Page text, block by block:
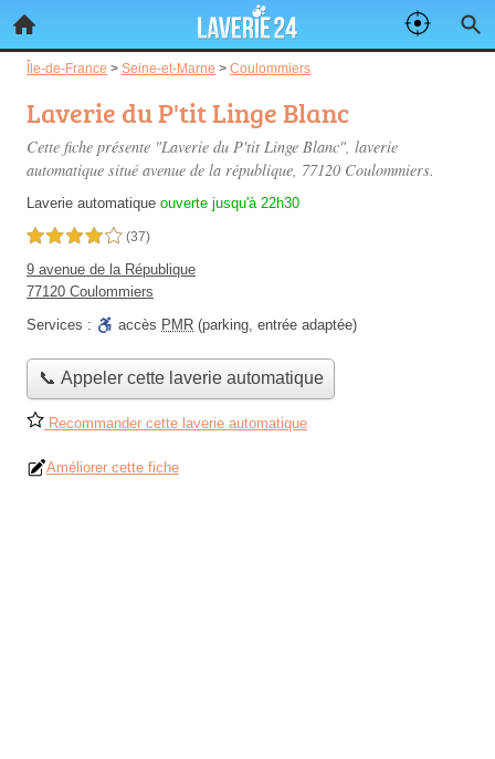
Île-de-France > Seine-et-Marne > Coulommiers
Laverie du P'tit Linge Blanc
Cette fiche présente "Laverie du P'tit Linge Blanc", laverie
automatique situé avenue de la république, 77120 Coulommiers.
Laverie automatique ouverte jusqu'à 22h30
4,0 étoiles sur 5 (37)
9 avenue de la République
77120 Coulommiers
Services :
accès PMR (parking, entrée adaptée)
📞 Appeler cette laverie automatique
Recommander cette laverie automatique
Améliorer cette fiche